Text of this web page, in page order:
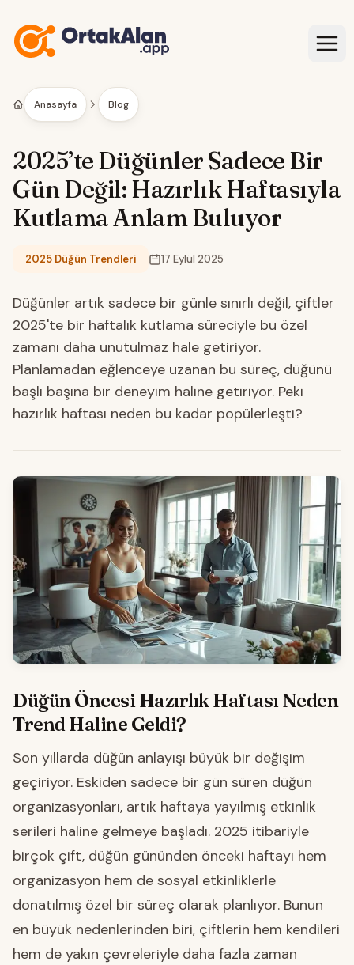
İçeriğe geç
Anasayfa Blog
2025’te Düğünler Sadece Bir
Gün Değil: Hazırlık Haftasıyla
Kutlama Anlam Buluyor
Kategori:
2025 Düğün Trendleri 17 Eylül 2025
Düğünler artık sadece bir günle sınırlı değil, çiftler
2025'te bir haftalık kutlama süreciyle bu özel
zamanı daha unutulmaz hale getiriyor.
Planlamadan eğlenceye uzanan bu süreç, düğünü
başlı başına bir deneyim haline getiriyor. Peki
hazırlık haftası neden bu kadar popülerleşti?
Düğün Öncesi Hazırlık Haftası Neden
Trend Haline Geldi?
Son yıllarda düğün anlayışı büyük bir değişim
geçiriyor. Eskiden sadece bir gün süren düğün
organizasyonları, artık haftaya yayılmış etkinlik
serileri haline gelmeye başladı. 2025 itibariyle
birçok çift, düğün gününden önceki haftayı hem
organizasyon hem de sosyal etkinliklerle
donatılmış özel bir süreç olarak planlıyor. Bunun
en büyük nedenlerinden biri, çiftlerin hem kendileri
hem de yakın çevreleriyle daha fazla zaman